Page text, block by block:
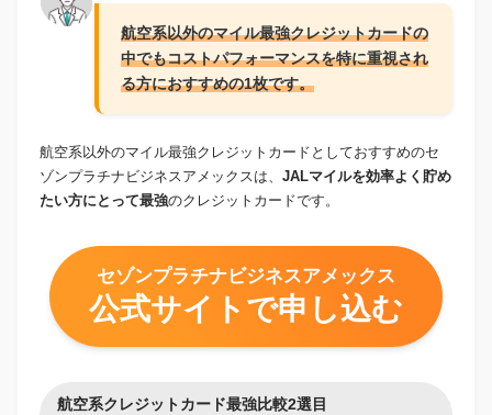
航空系以外のマイル最強クレジットカードの
中でもコストパフォーマンスを特に重視され
る方におすすめの1枚です。
航空系以外のマイル最強クレジットカードとしておすすめのセ
ゾンプラチナビジネスアメックスは、 JALマイルを効率よく貯め
たい方にとって最強のクレジットカードです。
セゾンプラチナビジネスアメックス
公式サイトで申し込む
航空系クレジットカード最強比較2選目